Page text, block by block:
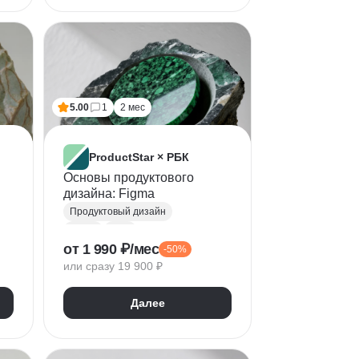
5.00 1 2 мес
ProductStar × РБК
Основы продуктового
дизайна: Figma
Продуктовый дизайн
UX/UI Дизайн
Дизайн-системы
Прикладное ПО
от 1 990 ₽/мес -50%
или сразу 19 900 ₽
Далее